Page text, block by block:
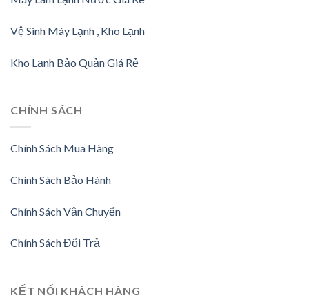
Vệ Sinh Máy Lạnh , Kho Lạnh
Kho Lạnh Bảo Quản Giá Rẻ
CHÍNH SÁCH
Chính Sách Mua Hàng
Chính Sách Bảo Hành
Chính Sách Vận Chuyển
Chính Sách Đổi Trả
KẾT NỐI KHÁCH HÀNG